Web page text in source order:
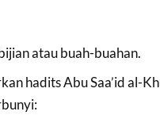
atau buah-buahan.
hadits Abu Saa’id al-